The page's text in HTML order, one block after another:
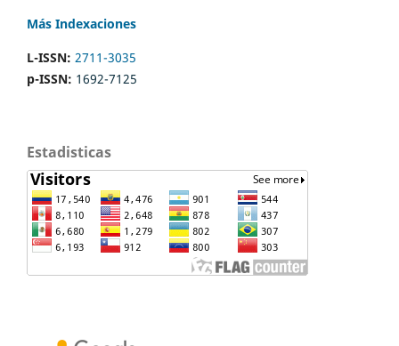
Más Indexaciones
L-ISSN: 2711-3035
p-ISSN: 1692-7125
Estadisticas